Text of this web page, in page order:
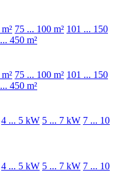
75 ... 100 m² 101 ... 150
450 m²
75 ... 100 m² 101 ... 150
450 m²
4 ... 5 kW 5 ... 7 kW 7 ... 10
4 ... 5 kW 5 ... 7 kW 7 ... 10